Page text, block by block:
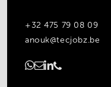
+32 475 79 08 09
anouk@tecjobz.be